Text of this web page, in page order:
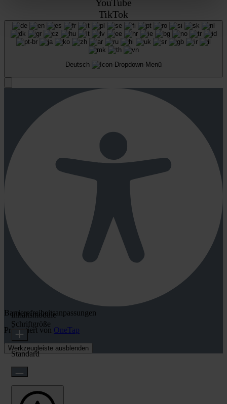
YouTube
TikTok
Deutsch
Barrierefreiheitsanpassungen
Präsentiert von OneTap
Werkzeugleiste ausblenden
Inhaltsmodule
Schriftgröße
Standard